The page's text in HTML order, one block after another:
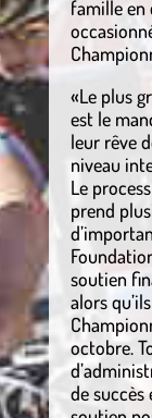
famille en
«Le plus
est le
leur rêve
niveau
Le
prend
soutien
alors
octobre.
de succès